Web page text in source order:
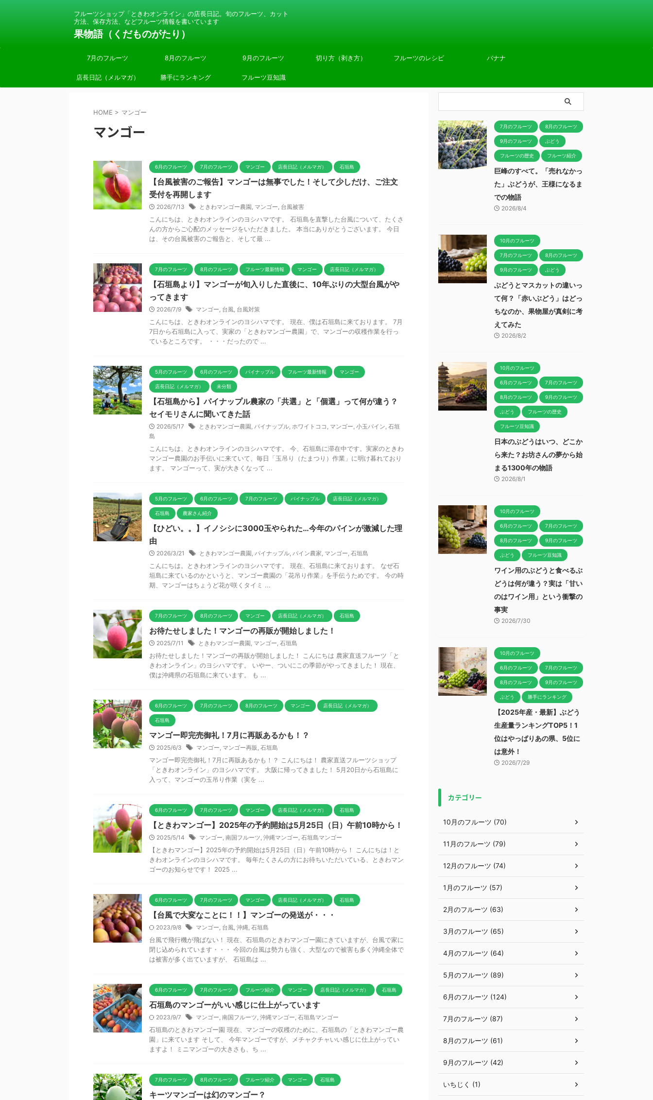
フルーツショップ「ときわオンライン」の店長日記。旬のフルーツ、カット
方法、保存方法、などフルーツ情報を書いています
果物語（くだものがたり）
7月のフルーツ 8月のフルーツ 9月のフルーツ 切り方（剥き方） フルーツのレシピ バナナ
店長日記（メルマガ） 勝手にランキング フルーツ豆知識
HOME > マンゴー
マンゴー
6月のフルーツ 7月のフルーツ マンゴー 店長日記（メルマガ） 石垣島
【台風被害のご報告】マンゴーは無事でした！そして少しだけ、ご注文
受付を再開します
2026/7/13 ときわマンゴー農園, マンゴー, 台風被害
こんにちは、ときわオンラインのヨシハマです。 石垣島を直撃した台風について、たくさ
んの方からご心配のメッセージをいただきました。 本当にありがとうございます。 今日
は、その台風被害のご報告と、そして最 ...
7月のフルーツ 8月のフルーツ フルーツ最新情報 マンゴー 店長日記（メルマガ）
【石垣島より】マンゴーが旬入りした直後に、10年ぶりの大型台風がや
ってきます
2026/7/9 マンゴー, 台風, 台風対策
こんにちは、ときわオンラインのヨシハマです。 現在、僕は石垣島に来ております。 7月
7日から石垣島に入って、実家の「ときわマンゴー農園」で、マンゴーの収穫作業を行っ
ているところです。 ・・・だったので ...
5月のフルーツ 6月のフルーツ パイナップル フルーツ最新情報 マンゴー
店長日記（メルマガ） 未分類
【石垣島から】パイナップル農家の「共選」と「個選」って何が違う？
セイモリさんに聞いてきた話
2026/5/17 ときわマンゴー農園, パイナップル, ホワイトココ , マンゴー, 小玉パイン, 石垣
島
こんにちは、ときわオンラインのヨシハマです。 今、石垣島に滞在中です。実家のときわ
マンゴー農園のお手伝いに来ていて、毎日「玉吊り（たまつり）作業」に明け暮れており
ます。 マンゴーって、実が大きくなって ...
5月のフルーツ 6月のフルーツ 7月のフルーツ パイナップル 店長日記（メルマガ）
石垣島 農家さん紹介
【ひどい。。】イノシシに3000玉やられた…今年のパインが激減した理
由
2026/3/21 ときわマンゴー農園, パイナップル, パイン農家, マンゴー, 石垣島
こんにちは。ときわオンラインのヨシハマです。 現在、石垣島に来ております。 なぜ石
垣島に来ているのかというと、マンゴー農園の「花吊り作業」を手伝うためです。 今の時
期、マンゴーはちょうど花が咲くタイミ ...
7月のフルーツ 8月のフルーツ マンゴー 店長日記（メルマガ） 石垣島
お待たせしました！マンゴーの再販が開始しました！
2025/7/11 ときわマンゴー農園, マンゴー, 石垣島
お待たせしました！マンゴーの再販が開始しました！ こんにちは 農家直送フルーツ「と
きわオンライン」のヨシハマです。 いやー、ついにこの季節がやってきました！ 現在、
僕は沖縄県の石垣島に来ています。 も ...
6月のフルーツ 7月のフルーツ 8月のフルーツ マンゴー 店長日記（メルマガ）
石垣島
マンゴー即完売御礼！7月に再販あるかも！？
2025/6/3 マンゴー, マンゴー再販, 石垣島
マンゴー即完売御礼！7月に再販あるかも！？ こんにちは！ 農家直送フルーツショップ
「ときわオンライン」のヨシハマです。 大阪に帰ってきました！ 5月20日から石垣島に
入って、マンゴーの玉吊り作業（実を ...
6月のフルーツ 7月のフルーツ マンゴー 店長日記（メルマガ） 石垣島
【ときわマンゴー】2025年の予約開始は5月25日（日）午前10時から！
2025/5/14 マンゴー, 南国フルーツ, 沖縄マンゴー, 石垣島マンゴー
【ときわマンゴー】2025年の予約開始は5月25日（日）午前10時から！ こんにちは！と
きわオンラインのヨシハマです。 毎年たくさんの方にお待ちいただいている、ときわマン
ゴーのお知らせです！ 2025 ...
6月のフルーツ 7月のフルーツ マンゴー 店長日記（メルマガ） 石垣島
【台風で大変なことに！！】マンゴーの発送が・・・
2023/9/8 マンゴー, 台風, 沖縄, 石垣島
台風で飛行機が飛ばない！ 現在、石垣島のときわマンゴー園にきていますが、台風で家に
閉じ込められています・・・ 今回の台風は勢力も強く、大型なので被害も多く沖縄全体で
は被害が多く出ていますが、 石垣島は ...
6月のフルーツ 7月のフルーツ フルーツ紹介 マンゴー 店長日記（メルマガ） 石垣島
石垣島のマンゴーがいい感じに仕上がっています
2023/9/7 マンゴー, 南国フルーツ, 沖縄マンゴー, 石垣島マンゴー
石垣島のときわマンゴー園 現在、マンゴーの収穫のために、石垣島の「ときわマンゴー農
園」に来ています そして、 今年マンゴーですが、メチャクチャいい感じに仕上がってい
ますよ！ ミニマンゴーの大きさも、ち ...
7月のフルーツ 8月のフルーツ フルーツ紹介 マンゴー 石垣島
キーツマンゴーは幻のマンゴー？
7月のフルーツ 8月のフルーツ
9月のフルーツ ぶどう
フルーツの歴史 フルーツ紹介
巨峰のすべて。「売れなかっ
た」ぶどうが、王様になるま
での物語
2026/8/4
10月のフルーツ
7月のフルーツ 8月のフルーツ
9月のフルーツ ぶどう
ぶどうとマスカットの違いっ
て何？「赤いぶどう」はどっ
ちなのか、果物屋が真剣に考
えてみた
2026/8/2
10月のフルーツ
6月のフルーツ 7月のフルーツ
8月のフルーツ 9月のフルーツ
ぶどう フルーツの歴史
フルーツ豆知識
日本のぶどうはいつ、どこか
ら来た？お坊さんの夢から始
まる1300年の物語
2026/8/1
10月のフルーツ
6月のフルーツ 7月のフルーツ
8月のフルーツ 9月のフルーツ
ぶどう フルーツ豆知識
ワイン用のぶどうと食べるぶ
どうは何が違う？実は「甘い
のはワイン用」という衝撃の
事実
2026/7/30
10月のフルーツ
6月のフルーツ 7月のフルーツ
8月のフルーツ 9月のフルーツ
ぶどう 勝手にランキング
【2025年産・最新】ぶどう
生産量ランキングTOP5！1
位はやっぱりあの県、5位に
は意外！
2026/7/29
カテゴリー
10月のフルーツ (70)
11月のフルーツ (79)
12月のフルーツ (74)
1月のフルーツ (57)
2月のフルーツ (63)
3月のフルーツ (65)
4月のフルーツ (64)
5月のフルーツ (89)
6月のフルーツ (124)
7月のフルーツ (87)
8月のフルーツ (61)
9月のフルーツ (42)
いちじく (1)